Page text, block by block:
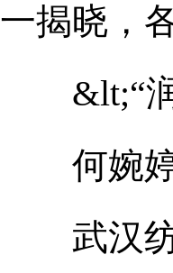
一揭晓，
&lt;“润
何婉婷
武汉纺